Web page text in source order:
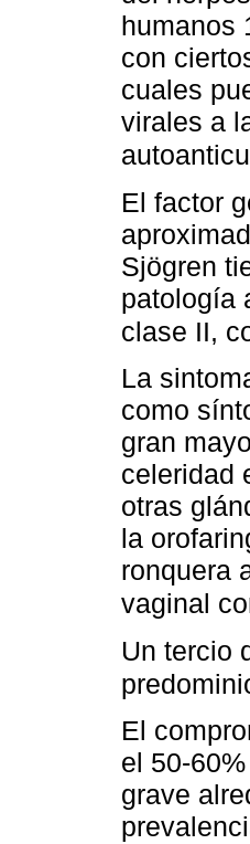
humanos
con
cuales
virales a
El factor
Sjögren
patología
clase II,
La
como
gran
celeridad
otras
la
ronquera
vaginal
Un tercio
El
el 50-
grave